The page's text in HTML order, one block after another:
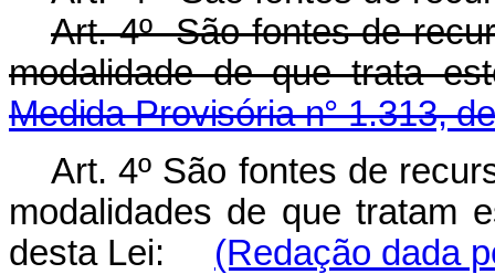
Art. 4º São fontes de
modalidade de que trata
Medida Provisória n° 1.313,
Art. 4º São fontes de
modalidades de que tratam
desta Lei: (Redação dada